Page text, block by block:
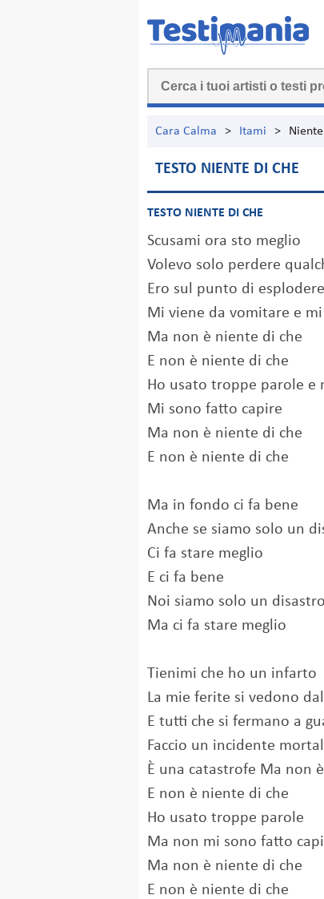
Cara Calma > Itami >
TESTO NIENTE DI CHE
TESTO NIENTE DI CHE
Scusami ora sto meglio
Volevo solo perdere
Ero sul punto di
Mi viene da vomitare e
Ma non è niente di che
E non è niente di che
Ho usato troppe parole e
Mi sono fatto capire
Ma non è niente di che
E non è niente di che
Ma in fondo ci fa bene
Anche se siamo solo un
Ci fa stare meglio
E ci fa bene
Noi siamo solo un disastro
Ma ci fa starе meglio
Tienimi che ho un infarto
La miе ferite si vedono
E tutti che si fermano a
Faccio un incidente
È una catastrofe Ma non
E non è niente di che
Ho usato troppe parole
Ma non mi sono fatto
Ma non è niente di che
E non è niente di che